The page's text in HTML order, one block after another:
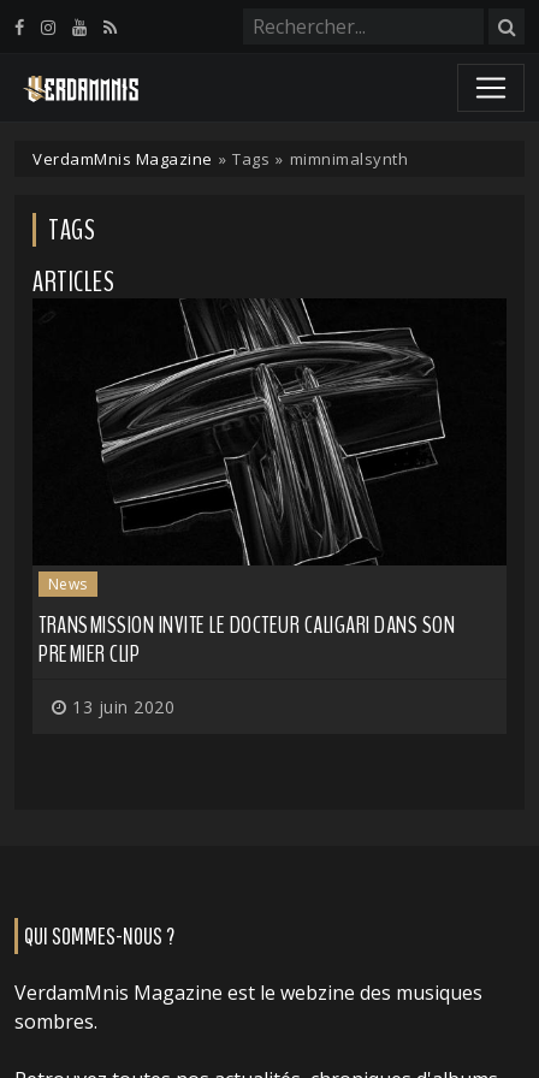
VerdamMnis Magazine » Tags » mimnimalsynth
TAGS
ARTICLES
News
TRANSMISSION INVITE LE DOCTEUR CALIGARI DANS SON
PREMIER CLIP
13 juin 2020
QUI SOMMES-NOUS ?
VerdamMnis Magazine est le webzine des musiques
sombres.
Panneau de gestion des cookies